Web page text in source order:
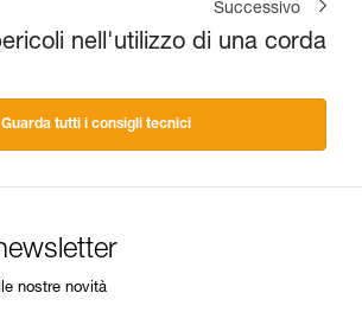
Successivo
nell'utilizzo di una corda
Guarda tutti i consigli tecnici
nostre novità